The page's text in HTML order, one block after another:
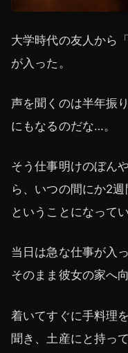
大学時代の友人から
が入った。
声を聞くのは半年振
にもなるのだな…。
そう仕事明けのぼん
ら、いつの間にか2
ということになってい
当日は急な仕事が入
そのまま彼女の家へ
着いてすぐに手料理
聞き、土産にと持っ